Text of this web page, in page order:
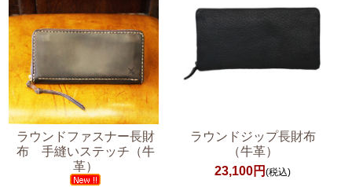
ラウンドファスナー長財
布 手縫いステッチ（牛
革）
ラウンドジップ長財布
（牛革）
23,100円(税込)